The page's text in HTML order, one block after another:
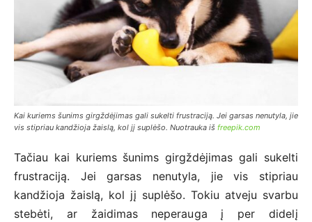
Kai kuriems šunims girgždėjimas gali sukelti frustraciją. Jei garsas nenutyla, jie
vis stipriau kandžioja žaislą, kol jį suplėšo. Nuotrauka iš freepik.com
Tačiau kai kuriems šunims girgždėjimas gali sukelti
frustraciją. Jei garsas nenutyla, jie vis stipriau
kandžioja žaislą, kol jį suplėšo. Tokiu atveju svarbu
stebėti, ar žaidimas neperauga į per didelį